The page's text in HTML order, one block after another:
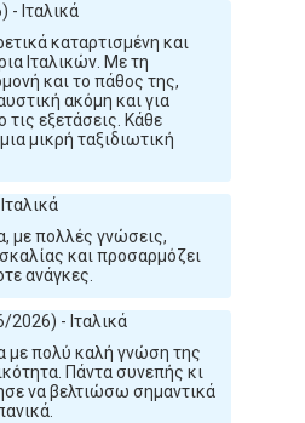
Ιταλικά
καταρτισμένη και
Ιταλικών. Με τη
και το πάθος της,
ακόμη και για
εξετάσεις. Κάθε
μικρή ταξιδιωτική
με πολλές γνώσεις,
και προσαρμόζει
ανάγκες.
- Ιταλικά
με πολύ καλή γνώση της
Πάντα συνεπής κι
να βελτιώσω σημαντικά